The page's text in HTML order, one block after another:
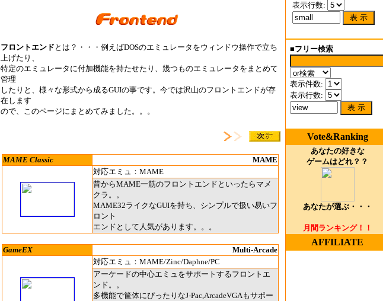
フロントエンド とは？・・・例えばDOSのエミュレータをウィンドウ操作で立ち
上げたり、
特定のエミュレータに付加機能を持たせたり、幾つものエミュレータをまとめて
管理
したりと、様々な形式から成るGUIの事です。今では沢山のフロントエンドが存
在します
ので、このページにまとめてみました。。。
MAME Classic
MAME
対応エミュ：MAME
昔からMAME一筋のフロントエンドといったらマメ
クラ。。
MAME32ライクなGUIを持ち、シンプルで扱い易いフ
ロント
エンドとして人気があります。。。
GameEX
Multi-Arcade
対応エミュ：MAME/Zinc/Daphne/PC
アーケードの中心エミュをサポートするフロントエ
ンド。。
多機能で筐体にぴったりなJ-Pac,ArcadeVGAもサポー
表示行数:
■フリー検索
表示件数:
表示行数:
Vote&Ranking
あなたの好きな
ゲームはどれ？？
あなたが選ぶ・・・
月間ランキング！！
AFFILIATE